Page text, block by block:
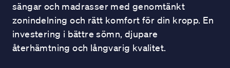
sängar och madrasser med genomtänkt
zonindelning och rätt komfort för din kropp. En
investering i bättre sömn, djupare
återhämtning och långvarig kvalitet.